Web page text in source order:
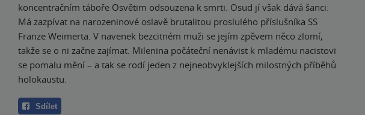
koncentračním táboře Osvětim odsouzena k smrti. Osud jí však dává šanci:
Má zazpívat na narozeninové oslavě brutalitou proslulého příslušníka SS
Franze Weimerta. V navenek bezcitném muži se jejím zpěvem něco zlomí,
takže se o ni začne zajímat. Milenina počáteční nenávist k mladému nacistovi
se pomalu mění – a tak se rodí jeden z nejneobvyklejších milostných příběhů
holokaustu.
Sdílet